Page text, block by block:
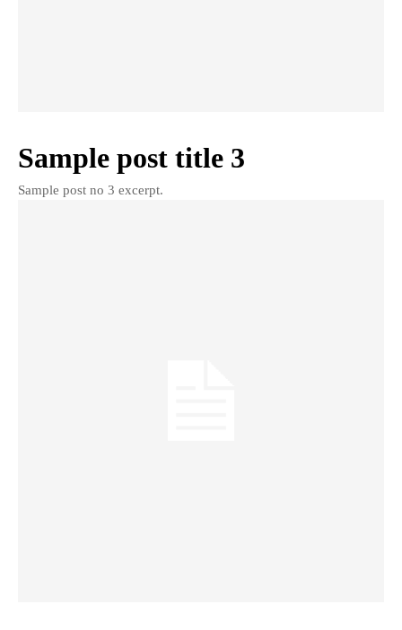
Sample post title 3
Sample post no 3 excerpt.